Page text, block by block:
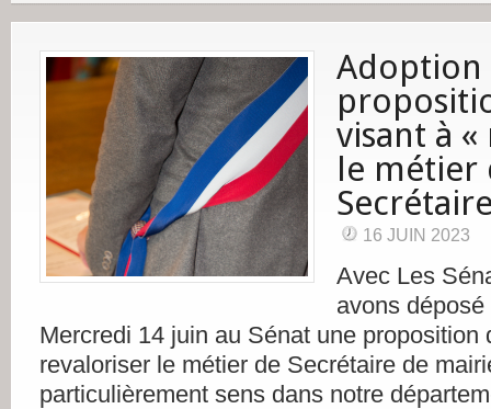
Adoption
visant à
le métier
16 JUIN 2023
Avec Les
avons
Mercredi 14 juin au Sénat une proposition
revaloriser le métier de Secrétaire de
particulièrement sens dans notre